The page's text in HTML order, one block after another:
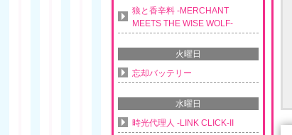
狼と香辛料 -MERCHANT
MEETS THE WISE WOLF-
火曜日
忘却バッテリー
水曜日
時光代理人 -LINK CLICK-II